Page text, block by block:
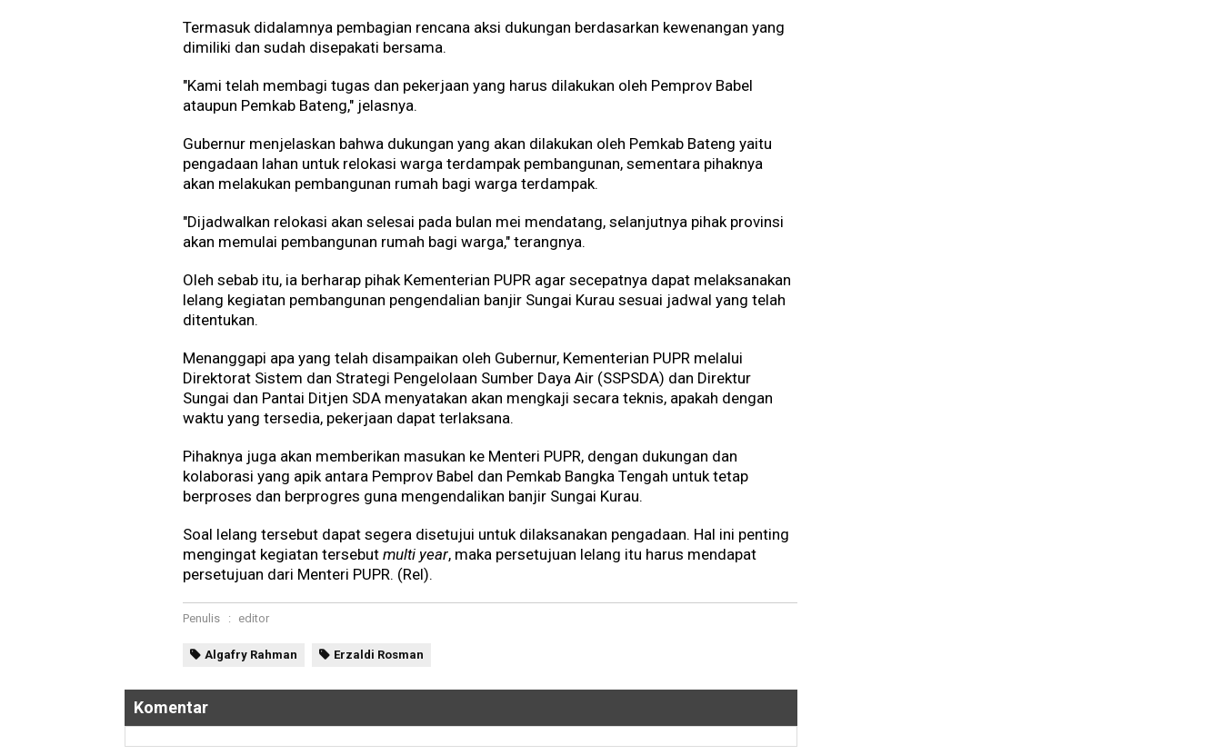
Termasuk didalamnya pembagian rencana aksi dukungan berdasarkan kewenangan yang
dimiliki dan sudah disepakati bersama.
"Kami telah membagi tugas dan pekerjaan yang harus dilakukan oleh Pemprov Babel
ataupun Pemkab Bateng," jelasnya.
Gubernur menjelaskan bahwa dukungan yang akan dilakukan oleh Pemkab Bateng yaitu
pengadaan lahan untuk relokasi warga terdampak pembangunan, sementara pihaknya
akan melakukan pembangunan rumah bagi warga terdampak.
"Dijadwalkan relokasi akan selesai pada bulan mei mendatang, selanjutnya pihak provinsi
akan memulai pembangunan rumah bagi warga," terangnya.
Oleh sebab itu, ia berharap pihak Kementerian PUPR agar secepatnya dapat melaksanakan
lelang kegiatan pembangunan pengendalian banjir Sungai Kurau sesuai jadwal yang telah
ditentukan.
Menanggapi apa yang telah disampaikan oleh Gubernur, Kementerian PUPR melalui
Direktorat Sistem dan Strategi Pengelolaan Sumber Daya Air (SSPSDA) dan Direktur
Sungai dan Pantai Ditjen SDA menyatakan akan mengkaji secara teknis, apakah dengan
waktu yang tersedia, pekerjaan dapat terlaksana.
Pihaknya juga akan memberikan masukan ke Menteri PUPR, dengan dukungan dan
kolaborasi yang apik antara Pemprov Babel dan Pemkab Bangka Tengah untuk tetap
berproses dan berprogres guna mengendalikan banjir Sungai Kurau.
Soal lelang tersebut dapat segera disetujui untuk dilaksanakan pengadaan. Hal ini penting
mengingat kegiatan tersebutmulti year, maka persetujuan lelang itu harus mendapat
persetujuan dari Menteri PUPR. (Rel).
Penulis : editor
Algafry Rahman Erzaldi Rosman
Komentar